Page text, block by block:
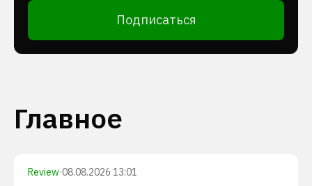
Подписаться
Главное
Review·08.08.2026 13:01